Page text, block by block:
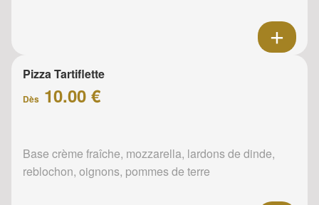
Pizza Tartiflette
Dès 10.00 €
Base crème fraîche, mozzarella, lardons de dinde,
reblochon, oignons, pommes de terre